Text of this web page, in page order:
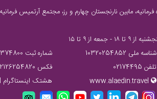
شناسه ملی 10320254852
شماره ثبت 374800
تلفن 02174495
فکس 02126254820
www.alaedin.travel هشتک اینستاگرام alaedintravel#